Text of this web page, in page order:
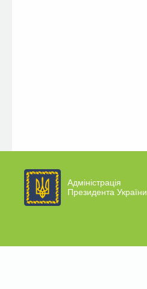
Адміністрація
Президента України